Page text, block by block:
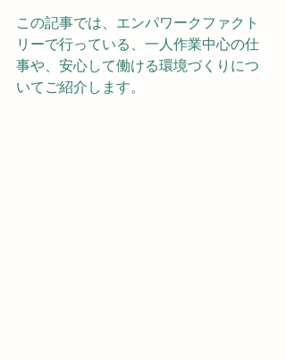
この記事では、エンパワークファクト
リーで行っている、一人作業中心の仕
事や、安心して働ける環境づくりにつ
いてご紹介します。